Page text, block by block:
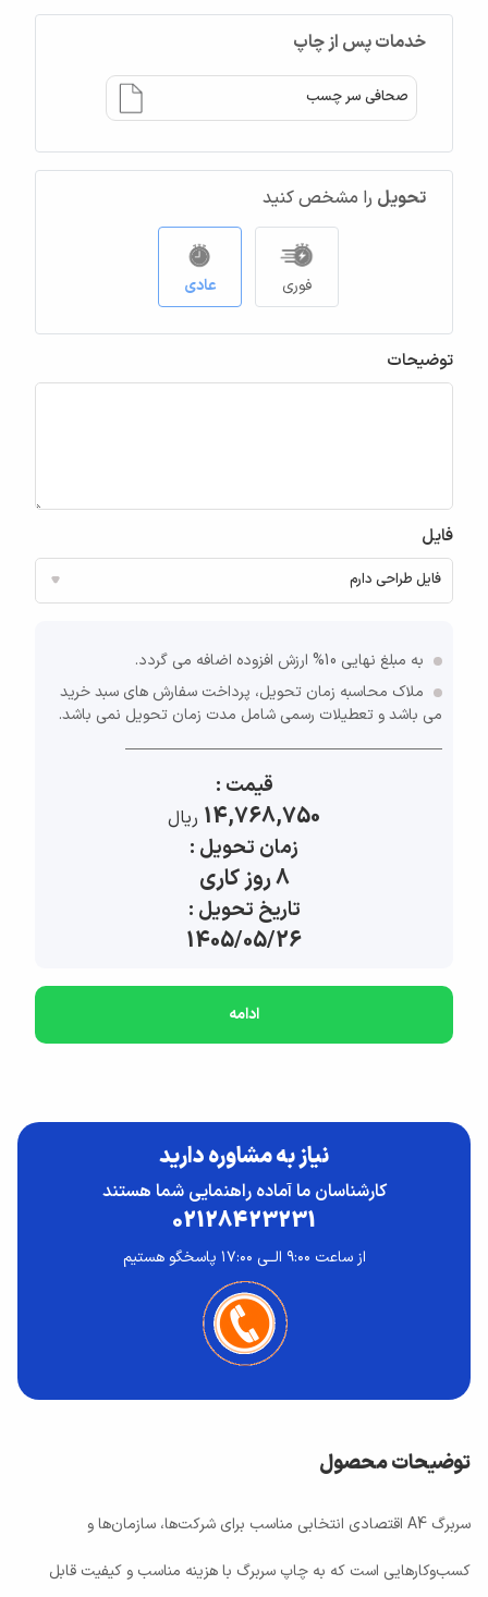
خدمات پس از چاپ
صحافی سر چسب
تحویل را مشخص کنید
فوری عادی
توضیحات
فایل
به مبلغ نهایی 10% ارزش افزوده اضافه می گردد.
ملاک محاسبه زمان تحویل، پرداخت سفارش های سبد خرید
می باشد و تعطیلات رسمی شامل مدت زمان تحویل نمی باشد.
قیمت :
14,768,750 ريال
زمان تحویل :
8 روز کاری
تاریخ تحویل :
1405/05/26
ادامه
نیاز به مشاوره دارید
کارشناسان ما آماده راهنمایی شما هستند
02128423231
از ساعت ۹:۰۰ الــی ۱۷:۰۰ پاسخگو هستیم
توضیحات محصول
سربرگ A4 اقتصادی انتخابی مناسب برای شرکت‌ها، سازمان‌ها و
کسب‌وکارهایی است که به چاپ سربرگ با هزینه مناسب و کیفیت قابل